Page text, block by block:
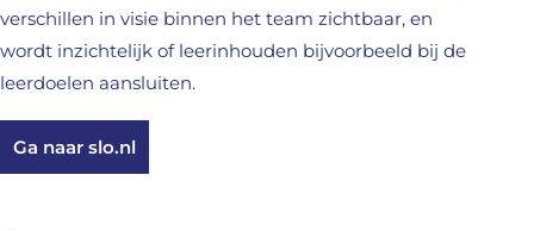
verschillen in visie binnen het team zichtbaar, en
wordt inzichtelijk of leerinhouden bijvoorbeeld bij de
leerdoelen aansluiten.
Ga naar slo.nl